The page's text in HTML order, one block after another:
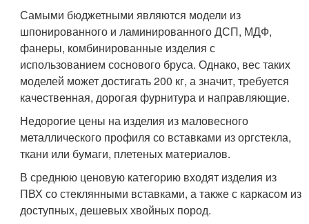
Самыми бюджетными являются модели из
шпонированного и ламинированного ДСП, МДФ,
фанеры, комбинированные изделия с
использованием соснового бруса. Однако, вес таких
моделей может достигать 200 кг, а значит, требуется
качественная, дорогая фурнитура и направляющие.
Недорогие цены на изделия из маловесного
металлического профиля со вставками из оргстекла,
ткани или бумаги, плетеных материалов.
В среднюю ценовую категорию входят изделия из
ПВХ со стеклянными вставками, а также с каркасом из
доступных, дешевых хвойных пород.